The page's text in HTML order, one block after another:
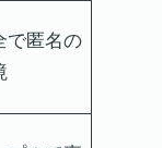
で匿名の